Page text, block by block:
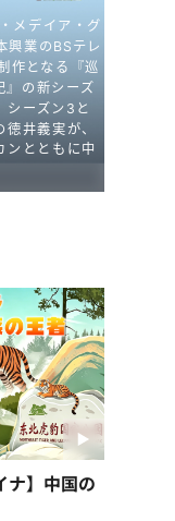
ナ】中国の